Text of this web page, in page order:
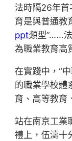
法時隔26年首
育是與普通教
ppt類型”……
為職業教育高
在實踐中，“
的職業學校體
育、高等教育
站在南京工業
禮上，伍濤十